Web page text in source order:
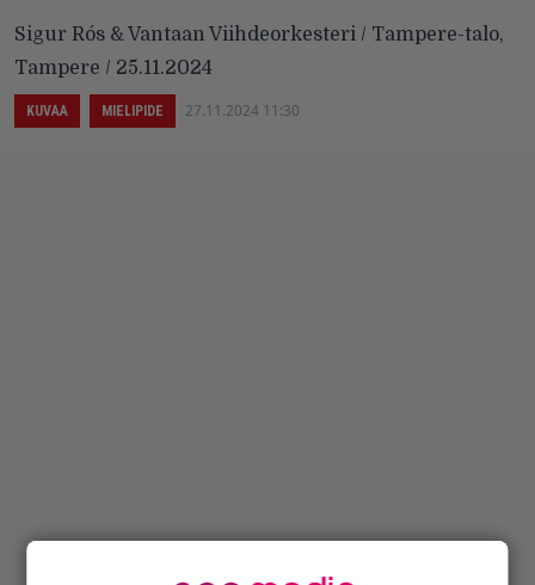
Sigur Rós & Vantaan Viihdeorkesteri / Tampere-talo,
Tampere / 25.11.2024
KUVAA MIELIPIDE 27.11.2024 11:30